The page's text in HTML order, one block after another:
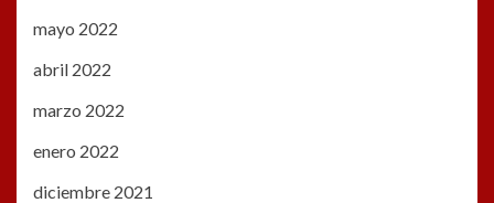
mayo 2022
abril 2022
marzo 2022
enero 2022
diciembre 2021